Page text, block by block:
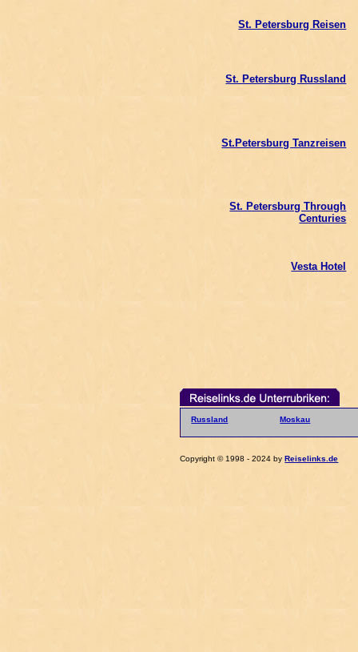
St. Petersburg Reisen
St. Petersburg Russland
St.Petersburg Tanzreisen
St. Petersburg Through
Centuries
Vesta Hotel
Russland Moskau
Copyright © 1998 - 2024 byReiselinks.de